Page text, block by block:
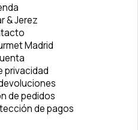
& Jerez
Madrid
privacidad
de pedidos
de pagos